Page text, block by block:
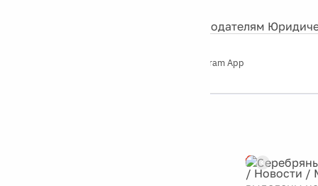
Рекламодателям
Telegram App
/ Новости /